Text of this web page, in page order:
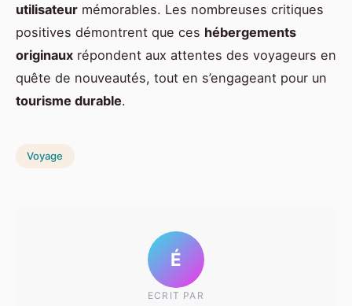
utilisateur mémorables. Les nombreuses critiques
positives démontrent que ces hébergements
originaux répondent aux attentes des voyageurs en
quête de nouveautés, tout en s’engageant pour un
tourisme durable.
Voyage
É
ECRIT PAR